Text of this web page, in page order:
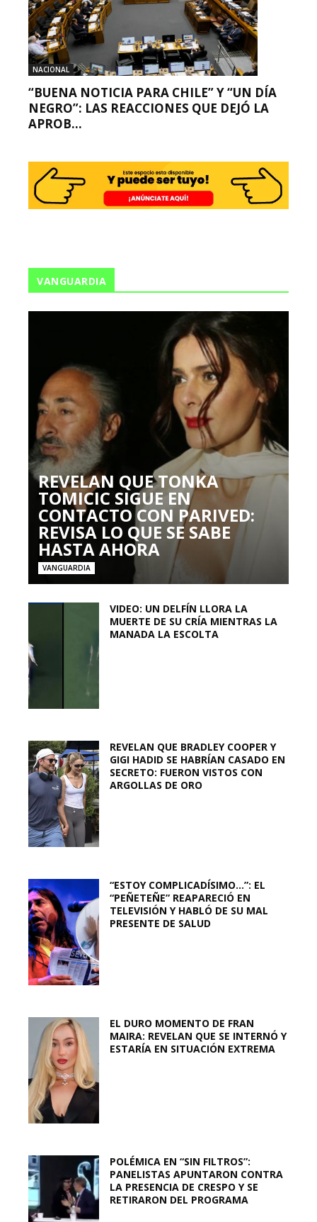
NACIONAL
“BUENA NOTICIA PARA CHILE” Y “UN DÍA
NEGRO”: LAS REACCIONES QUE DEJÓ LA
APROB...
VANGUARDIA
REVELAN QUE TONKA
TOMICIC SIGUE EN
CONTACTO CON PARIVED:
REVISA LO QUE SE SABE
HASTA AHORA
VANGUARDIA
VIDEO: UN DELFÍN LLORA LA
MUERTE DE SU CRÍA MIENTRAS LA
MANADA LA ESCOLTA
REVELAN QUE BRADLEY COOPER Y
GIGI HADID SE HABRÍAN CASADO EN
SECRETO: FUERON VISTOS CON
ARGOLLAS DE ORO
“ESTOY COMPLICADÍSIMO…”: EL
“PEÑETEÑE” REAPARECIÓ EN
TELEVISIÓN Y HABLÓ DE SU MAL
PRESENTE DE SALUD
EL DURO MOMENTO DE FRAN
MAIRA: REVELAN QUE SE INTERNÓ Y
ESTARÍA EN SITUACIÓN EXTREMA
POLÉMICA EN “SIN FILTROS”:
PANELISTAS APUNTARON CONTRA
LA PRESENCIA DE CRESPO Y SE
RETIRARON DEL PROGRAMA